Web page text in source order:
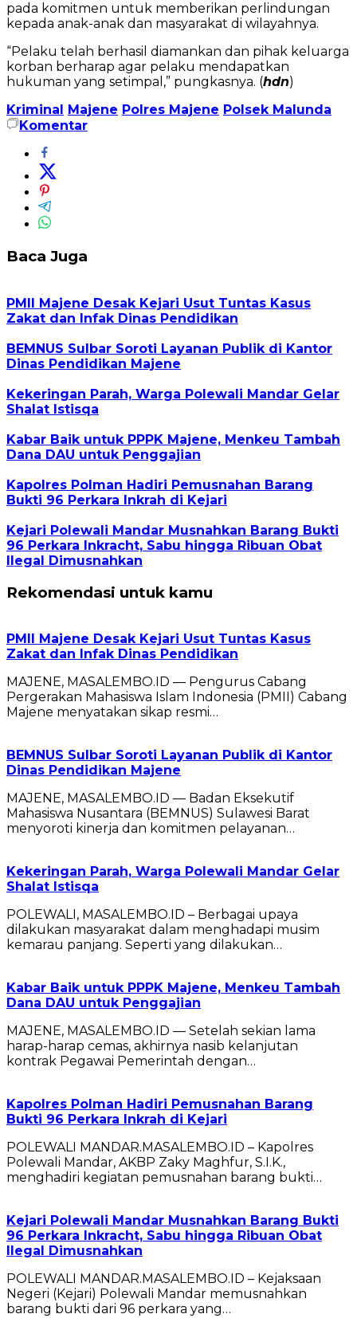
pada komitmen untuk memberikan perlindungan
kepada anak-anak dan masyarakat di wilayahnya.
“Pelaku telah berhasil diamankan dan pihak keluarga
korban berharap agar pelaku mendapatkan
hukuman yang setimpal,” pungkasnya. (hdn)
Kriminal
Majene Polres Majene Polsek Malunda
Komentar
Baca Juga
PMII Majene Desak Kejari Usut Tuntas Kasus
Zakat dan Infak Dinas Pendidikan
BEMNUS Sulbar Soroti Layanan Publik di Kantor
Dinas Pendidikan Majene
Kekeringan Parah, Warga Polewali Mandar Gelar
Shalat Istisqa
Kabar Baik untuk PPPK Majene, Menkeu Tambah
Dana DAU untuk Penggajian
Kapolres Polman Hadiri Pemusnahan Barang
Bukti 96 Perkara Inkrah di Kejari
Kejari Polewali Mandar Musnahkan Barang Bukti
96 Perkara Inkracht, Sabu hingga Ribuan Obat
Ilegal Dimusnahkan
Rekomendasi untuk kamu
PMII Majene Desak Kejari Usut Tuntas Kasus
Zakat dan Infak Dinas Pendidikan
MAJENE, MASALEMBO.ID — Pengurus Cabang
Pergerakan Mahasiswa Islam Indonesia (PMII) Cabang
Majene menyatakan sikap resmi…
BEMNUS Sulbar Soroti Layanan Publik di Kantor
Dinas Pendidikan Majene
MAJENE, MASALEMBO.ID — Badan Eksekutif
Mahasiswa Nusantara (BEMNUS) Sulawesi Barat
menyoroti kinerja dan komitmen pelayanan…
Kekeringan Parah, Warga Polewali Mandar Gelar
Shalat Istisqa
POLEWALI, MASALEMBO.ID – Berbagai upaya
dilakukan masyarakat dalam menghadapi musim
kemarau panjang. Seperti yang dilakukan…
Kabar Baik untuk PPPK Majene, Menkeu Tambah
Dana DAU untuk Penggajian
MAJENE, MASALEMBO.ID — Setelah sekian lama
harap-harap cemas, akhirnya nasib kelanjutan
kontrak Pegawai Pemerintah dengan…
Kapolres Polman Hadiri Pemusnahan Barang
Bukti 96 Perkara Inkrah di Kejari
POLEWALI MANDAR.MASALEMBO.ID – Kapolres
Polewali Mandar, AKBP Zaky Maghfur, S.I.K.,
menghadiri kegiatan pemusnahan barang bukti…
Kejari Polewali Mandar Musnahkan Barang Bukti
96 Perkara Inkracht, Sabu hingga Ribuan Obat
Ilegal Dimusnahkan
POLEWALI MANDAR.MASALEMBO.ID – Kejaksaan
Negeri (Kejari) Polewali Mandar memusnahkan
barang bukti dari 96 perkara yang…